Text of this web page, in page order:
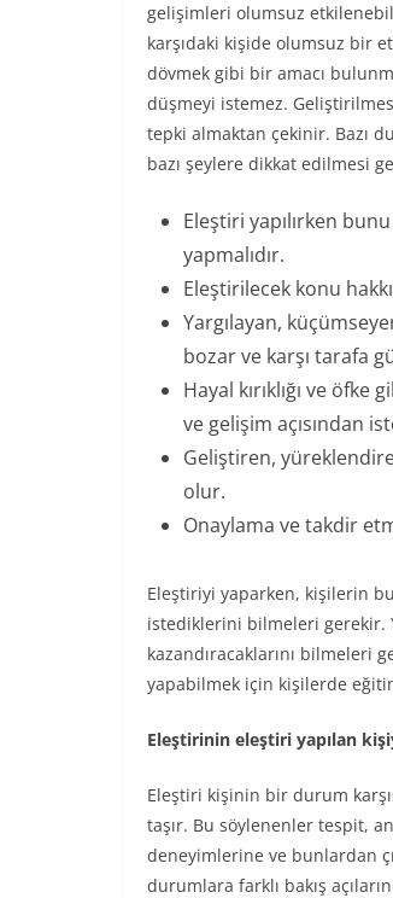
gelişimleri olumsuz
karşıdaki kişide olumsuz bir
dövmek gibi bir amacı
düşmeyi istemez.
tepki almaktan çekinir. Bazı
bazı şeylere dikkat edilmesi
Eleştiri yapılırken
yapmalıdır.
Eleştirilecek konu
Yargılayan,
bozar ve karşı tarafa
Hayal kırıklığı ve
ve gelişim açısından
Geliştiren,
olur.
Onaylama ve takdir
Eleştiriyi yaparken, kişilerin
istediklerini bilmeleri gerekir.
kazandıracaklarını bilmeleri
yapabilmek için kişilerde
Eleştirinin eleştiri yapılan
Eleştiri kişinin bir durum
taşır. Bu söylenenler tespit,
deneyimlerine ve bunlardan
durumlara farklı bakış